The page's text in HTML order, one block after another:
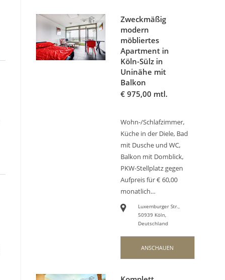
Zweckmäßig
modern
möbliertes
Apartment in
Köln-Sülz in
Uninähe mit
Balkon
€ 975,00 mtl.
Wohn-/Schlafzimmer,
Küche in der Diele, Bad
mit Dusche und WC,
Balkon mit Domblick,
PKW-Stellplatz gegen
Aufpreis für € 60,00
monatlich…
Luxemburger Str.,
50939 Köln,
Deutschland
ANSCHAUEN